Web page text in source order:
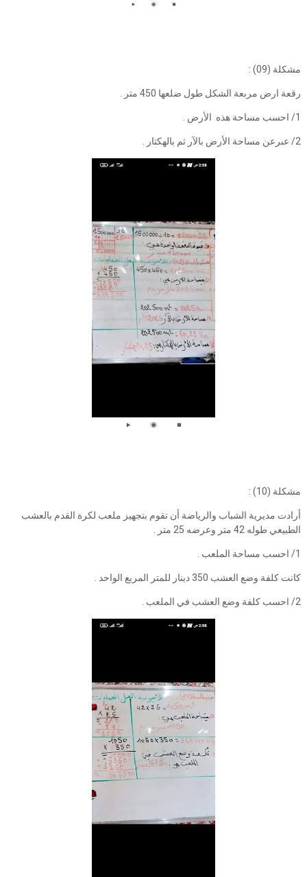
مشكلة (09) :
رقعة ارض مربعة الشكل طول ضلعها 450 متر .
1/ احسب مساحة هذه الأرض .
2/ عبرعن مساحة الأرض بالآر ثم بالهكتار .
مشكلة (10) :
أرادت مديرية الشباب والرياضة أن تقوم بتجهيز ملعب لكرة القدم بالعشب
الطبيعي طوله 42 متر وعرضه 25 متر .
1/ احسب مساحة الملعب .
كانت كلفة وضع العشب 350 دينار للمتر المربع الواحد .
2/ احسب كلفة وضع العشب في الملعب .